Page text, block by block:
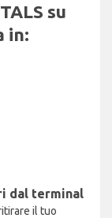
su
in:
dal terminal
il tuo